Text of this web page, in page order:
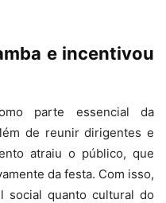
e incentivou
parte essencial da
de reunir dirigentes e
atraiu o público, que
da festa. Com isso,
social quanto cultural do